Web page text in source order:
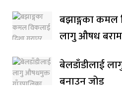
बझाङ्गका कमल
लागु औषध
बेलडाँडीलाई
बनाउन जोड